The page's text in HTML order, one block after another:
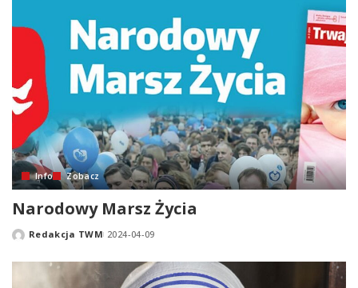
Info Zobacz
Narodowy Marsz Życia
PostedRedakcja TWM 2024-04-09